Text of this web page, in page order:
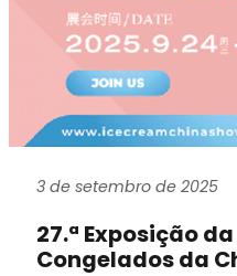
3 de setembro de 2025
27.ª Exposição
Congelados da